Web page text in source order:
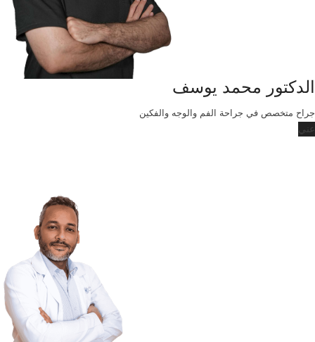
الدكتور محمد يوسف
جراح متخصص في جراحة الفم والوجه والفكين
عني